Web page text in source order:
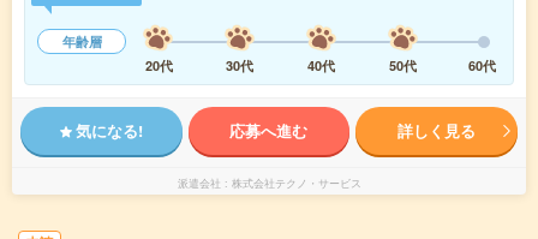
年齢層
20代
30代 40代 50代 60代
気になる! 応募へ進む 詳しく見る
派遣会社 株式会社テクノ・サービス